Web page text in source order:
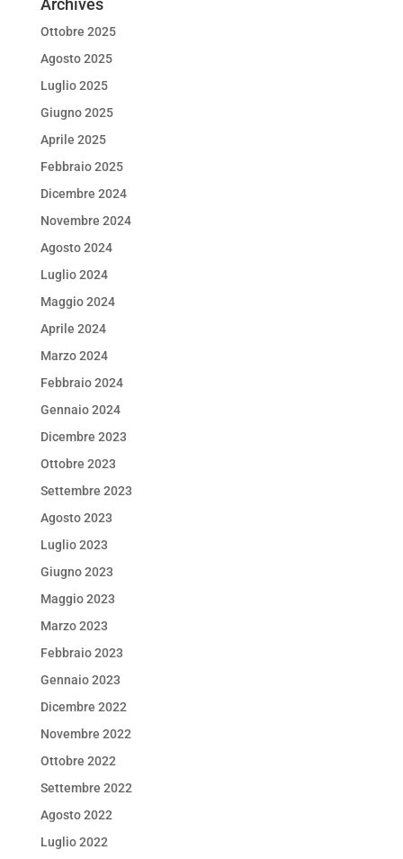
Ottobre 2025
Agosto 2025
Luglio 2025
Giugno 2025
Aprile 2025
Febbraio 2025
Dicembre 2024
Novembre 2024
Agosto 2024
Luglio 2024
Maggio 2024
Aprile 2024
Marzo 2024
Febbraio 2024
Gennaio 2024
Dicembre 2023
Ottobre 2023
Settembre 2023
Agosto 2023
Luglio 2023
Giugno 2023
Maggio 2023
Marzo 2023
Febbraio 2023
Gennaio 2023
Dicembre 2022
Novembre 2022
Ottobre 2022
Settembre 2022
Agosto 2022
Luglio 2022